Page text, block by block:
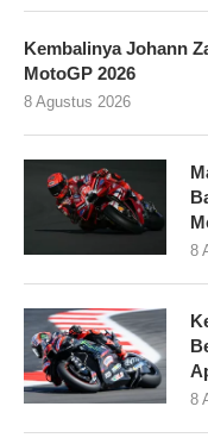
Kembalinya Johann
MotoGP 2026
8 Agustus 2026
8
8